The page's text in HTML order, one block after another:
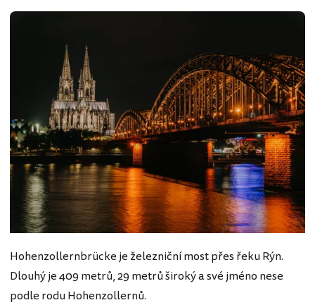
Hohenzollernbrücke je železniční most přes řeku Rýn.
Dlouhý je 409 metrů, 29 metrů široký a své jméno nese
podle rodu Hohenzollernů.